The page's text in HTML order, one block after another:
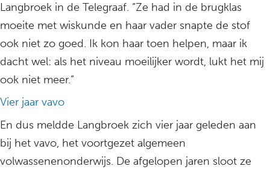
Langbroek in de Telegraaf. “Ze had in de brugklas
moeite met wiskunde en haar vader snapte de stof
ook niet zo goed. Ik kon haar toen helpen, maar ik
dacht wel: als het niveau moeilijker wordt, lukt het mij
ook niet meer.”
Vier jaar vavo
En dus meldde Langbroek zich vier jaar geleden aan
bij het vavo, het voortgezet algemeen
volwassenenonderwijs. De afgelopen jaren sloot ze